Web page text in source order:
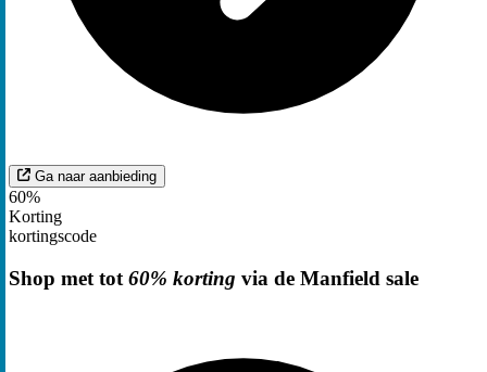
Ga naar aanbieding
60%
Korting
kortingscode
Shop met tot 60% korting via de Manfield sale